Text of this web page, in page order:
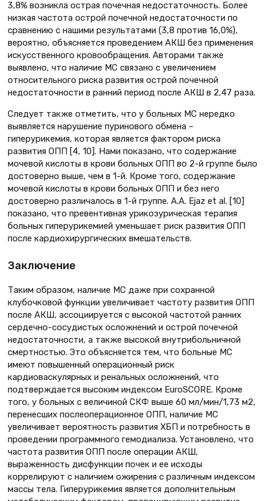
3,8% возникла острая почечная недостаточность. Более
низкая частота острой почечной недостаточности по
сравнению с нашими результатами (3,8 против 16,0%),
вероятно, объясняется проведением АКШ без применения
искусственного кровообращения. Авторами также
выявлено, что наличие МС связано с увеличением
относительного риска развития острой почечной
недостаточности в ранний период после АКШ в 2,47 раза.
Следует также отметить, что у больных МС нередко
выявляется нарушение пуринового обмена –
гиперурикемия, которая является фактором риска
развития ОПП [4, 10]. Нами показано, что содержание
мочевой кислоты в крови больных ОПП во 2-й группе было
достоверно выше, чем в 1-й. Кроме того, содержание
мочевой кислоты в крови больных ОПП и без него
достоверно различалось в 1-й группе. A.A. Ejaz et al. [10]
показано, что превентивная урикозурическая терапия
больных гиперурикемией уменьшает риск развития ОПП
после кардиохирургических вмешательств.
Заключение
Таким образом, наличие МС даже при сохранной
клубочковой функции увеличивает частоту развития ОПП
после АКШ, ассоциируется с высокой частотой ранних
сердечно-сосудистых осложнений и острой почечной
недостаточности, а также высокой внутрибольничной
смертностью. Это объясняется тем, что больные МС
имеют повышенный операционный риск
кардиоваскулярных и ренальных осложнений, что
подтверждается высоким индексом EuroSCORE. Кроме
того, у больных с величиной СКФ выше 60 мл/мин/1,73 м2,
перенесших послеоперационное ОПП, наличие МС
увеличивает вероятность развития ХБП и потребность в
проведении программного гемодиализа. Установлено, что
частота развития ОПП после операции АКШ,
выраженность дисфункции почек и ее исходы
коррелируют с наличием ожирения с различным индексом
массы тела. Гиперурикемия является дополнительным